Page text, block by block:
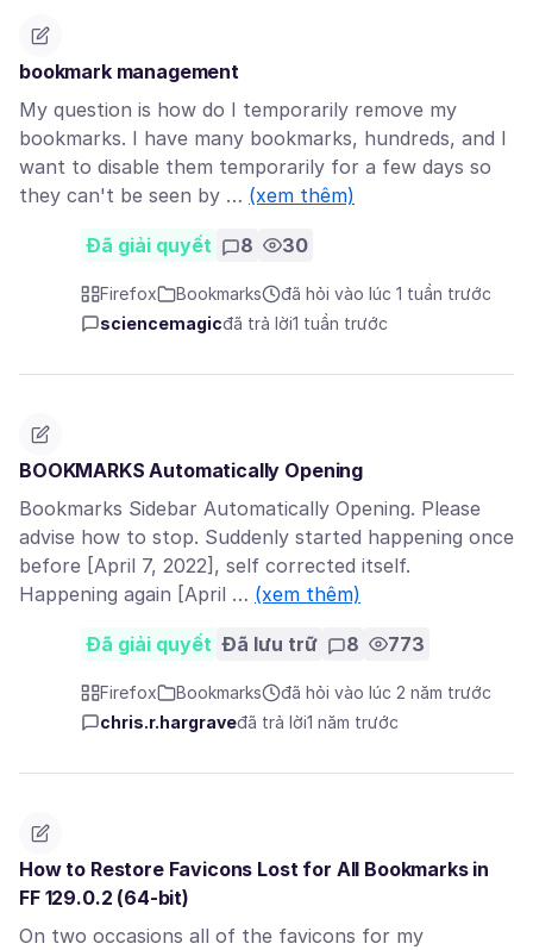
bookmark management
My question is how do I temporarily remove my
bookmarks. I have many bookmarks, hundreds, and I
want to disable them temporarily for a few days so
they can't be seen by … (xem thêm)
Đã giải quyết 8 30
Firefox Bookmarks
đã hỏi vào lúc 1 tuần trước
sciencemagicđã trả lời1 tuần trước
BOOKMARKS Automatically Opening
Bookmarks Sidebar Automatically Opening. Please
advise how to stop. Suddenly started happening once
before [April 7, 2022], self corrected itself.
Happening again [April … (xem thêm)
Đã giải quyết Đã lưu trữ 8 773
Firefox Bookmarks
đã hỏi vào lúc 2 năm trước
chris.r.hargraveđã trả lời1 năm trước
How to Restore Favicons Lost for All Bookmarks in
FF 129.0.2 (64-bit)
On two occasions all of the favicons for my